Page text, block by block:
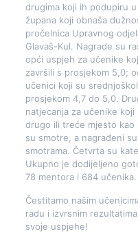
drugima koji ih podupiru
župana koji obnaša
pročelnica Upravnog
Glavaš-Kul. Nagrade su
opći uspjeh za učenike
završili s prosjekom 5,0;
učenici koji su
prosjekom 4,7 do 5,0.
natjecanja za učenike koji
drugo ili treće mjesto kao
su smotre, a nagrađeni
smotrama. Četvrta su
Ukupno je dodijeljeno
78 mentora i 684 učenika.
Čestitamo našim
radu i izvrsnim
svoje uspjehe!